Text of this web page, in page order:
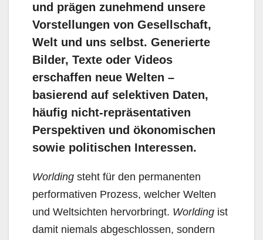
und prägen zunehmend unsere
Vorstellungen von Gesellschaft,
Welt und uns selbst. Generierte
Bilder, Texte oder Videos
erschaffen neue Welten –
basierend auf selektiven Daten,
häufig nicht-repräsentativen
Perspektiven und ökonomischen
sowie politischen Interessen.
Worlding steht für den permanenten
performativen Prozess, welcher Welten
und Weltsichten hervorbringt. Worlding ist
damit niemals abgeschlossen, sondern